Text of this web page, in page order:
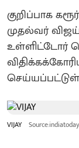
குறிப்பாக
முதல்வர்
உள்ளிட்டோர்
VIJAY Source:indiatoday